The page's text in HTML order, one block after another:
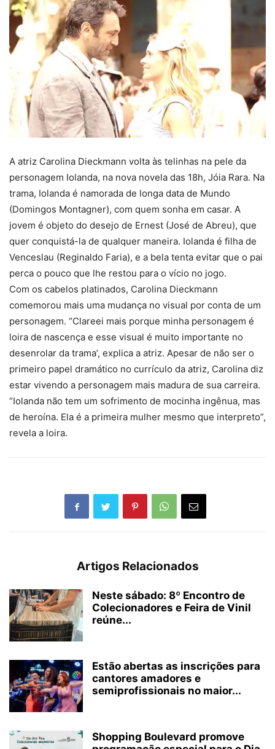
A atriz Carolina Dieckmann volta às telinhas na pele da
personagem Iolanda, na nova novela das 18h, Jóia Rara. Na
trama, Iolanda é namorada de longa data de Mundo
(Domingos Montagner), com quem sonha em casar. A
jovem é objeto do desejo de Ernest (José de Abreu), que
quer conquistá-la de qualquer maneira. Iolanda é filha de
Venceslau (Reginaldo Faria), e a bela tenta evitar que o pai
perca o pouco que lhe restou para o vício no jogo.
Com os cabelos platinados, Carolina Dieckmann
comemorou mais uma mudança no visual por conta de um
personagem. “Clareei mais porque minha personagem é
loira de nascença e esse visual é muito importante no
desenrolar da trama’, explica a atriz. Apesar de não ser o
primeiro papel dramático no currículo da atriz, Carolina diz
estar vivendo a personagem mais madura de sua carreira.
“Iolanda não tem um sofrimento de mocinha ingênua, mas
de heroína. Ela é a primeira mulher mesmo que interpreto”,
revela a loira.
Artigos Relacionados
Neste sábado: 8º Encontro de
Colecionadores e Feira de Vinil
reúne...
Estão abertas as inscrições para
cantores amadores e
semiprofissionais no maior...
Shopping Boulevard promove